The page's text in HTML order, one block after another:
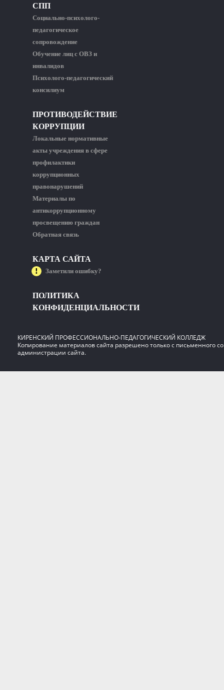
СПП
Социально-психолого-
педагогическое
сопровождение
Обучение лиц с ОВЗ и
инвалидов
Психолого-педагогический
консилиум
ПРОТИВОДЕЙСТВИЕ
КОРРУПЦИИ
Локальные нормативные
акты учреждения в сфере
профилактики
коррупционных
правонарушений
Материалы по
антикоррупционному
просвещению граждан
Обратная связь
КАРТА САЙТА
Заметили ошибку?
ПОЛИТИКА
КОНФИДЕНЦИАЛЬНОСТИ
КИРЕНСКИЙ ПРОФЕССИОНАЛЬНО-ПЕДАГОГИЧЕСКИЙ КОЛЛЕДЖ
Копирование материалов сайта разрешено только с письменного
администрации сайта.